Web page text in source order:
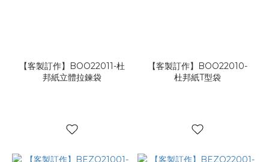
【客製訂作】BOO22011-杜
邦紙立體拉鍊袋
【客製訂作】BOO22010-
杜邦紙T型袋